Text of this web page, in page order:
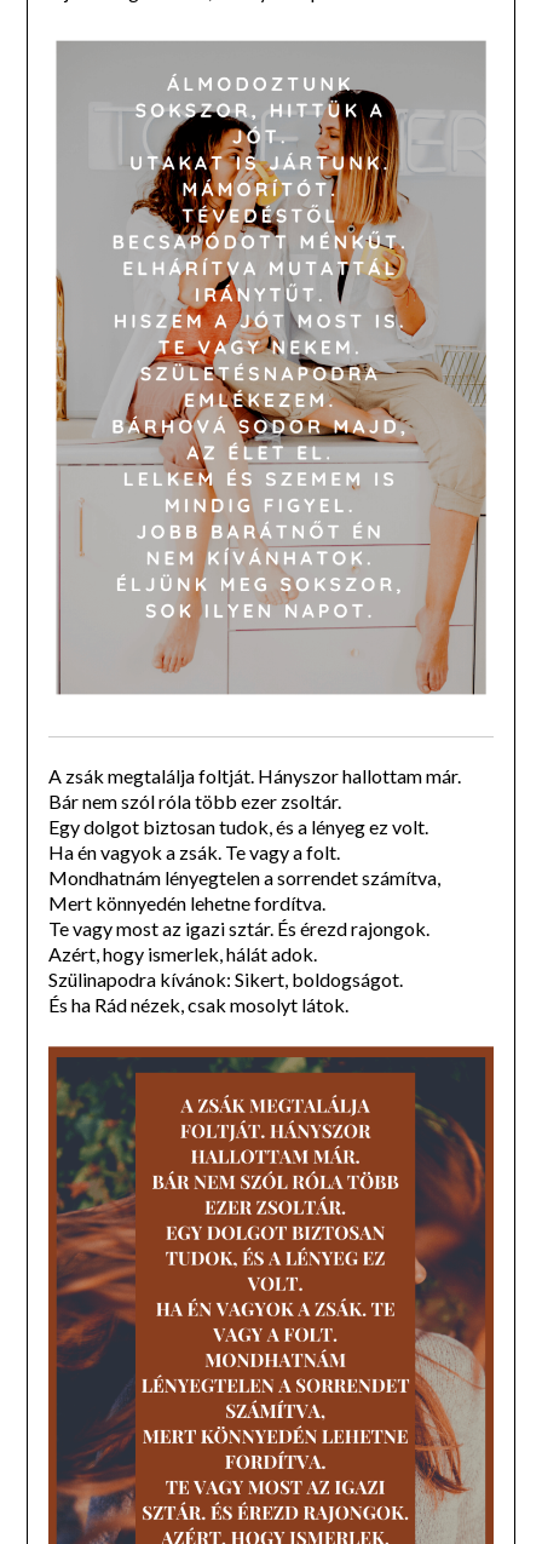
A zsák megtalálja foltját. Hányszor hallottam már.
Bár nem szól róla több ezer zsoltár.
Egy dolgot biztosan tudok, és a lényeg ez volt.
Ha én vagyok a zsák. Te vagy a folt.
Mondhatnám lényegtelen a sorrendet számítva,
Mert könnyedén lehetne fordítva.
Te vagy most az igazi sztár. És érezd rajongok.
Azért, hogy ismerlek, hálát adok.
Szülinapodra kívánok: Sikert, boldogságot.
És ha Rád nézek, csak mosolyt látok.